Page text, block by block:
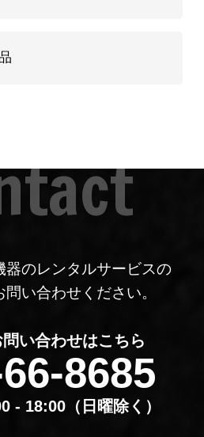
器のレンタルサービスの
い合わせください。
い合わせはこちら
8685
- 18:00（⽇曜除く）